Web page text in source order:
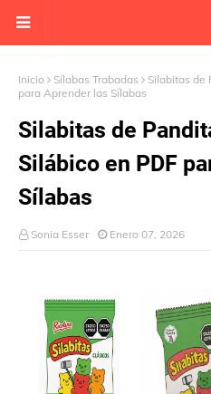
Inicio Sílabas Trabadas
Silabitas de
para Aprender las Sílabas
Silabitas de
Silábico en PDF
Sílabas
Sonia Esser Enero 07, 2026